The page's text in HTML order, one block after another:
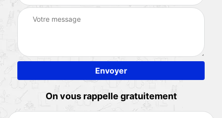
On vous rappelle gratuitement